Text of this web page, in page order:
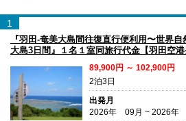
1
『羽田-奄美大島間往復直行便利用〜世界
大島3日間』１名１室同旅行代金【羽田空港
89,900円 ～ 102,900円
2泊3日
出発月
2026年 09月 ~ 2026年